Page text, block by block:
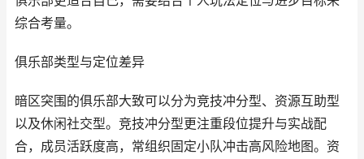
综合考量。
俱乐部类型与定位差异
暗区突围的俱乐部大致可以分为竞技冲分型、资源互助型
以及休闲社交型。竞技冲分型更注重段位提升与实战配
合，成员活跃度高，常组织固定小队冲击高风险地图。资